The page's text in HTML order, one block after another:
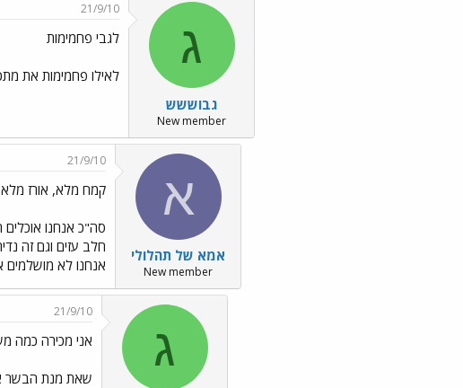
ג
גבוששש
New member
21/9/10
לגבי פחמימות
לאילו פחמימות את
א
אמא של תהלולי
New member
21/9/10
קמח מלא, אורז מלא
סה"כ אנחנו אוכלים
חלב עזים וגם זה
אנחנו לא
ג
21/9/10
אני מכירה כמה
שאת מנת הבשר